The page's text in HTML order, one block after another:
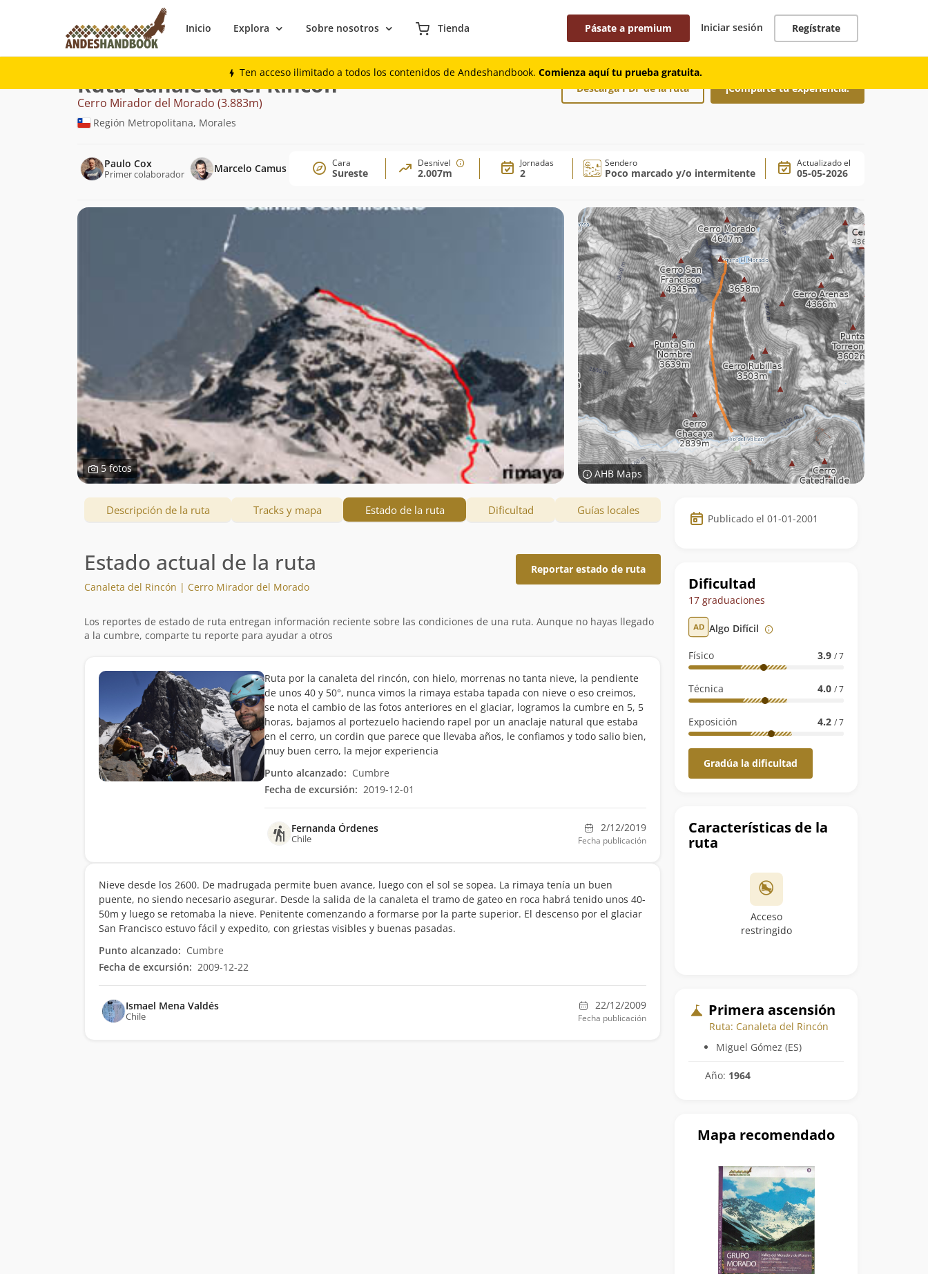
Inicio Explora Sobre nosotros Tienda Pásate a premium Iniciar sesión Regístrate
Ten acceso ilimitado a todos los contenidos de Andeshandbook. Comienza aquí tu prueba gratuita.
Montaña
Ruta Canaleta del Rincón
Cerro Mirador del Morado (3.883m)
Región Metropolitana, Morales
Descarga PDF de la ruta ¡Comparte tu experiencia!
Paulo Cox
Primer colaborador Marcelo Camus Cara
Sureste
Desnivel
2.007m
Jornadas
2
Sendero
Poco marcado y/o intermitente
Actualizado el
05-05-2026
5 fotos AHB Maps
Datos
de
ruta
Publicado el 01-01-2001
Dificultad
17 graduaciones
Algo Difícil
Físico 3.9 / 7
Técnica 4.0 / 7
Exposición 4.2 / 7
Gradúa la dificultad
Características de la
ruta
Acceso
restringido
Primera ascensión
Ruta: Canaleta del Rincón
Miguel Gómez (ES)
Año: 1964
Mapa recomendado
Descripción de la ruta Tracks y mapa Estado de la ruta Dificultad Guías locales
Estado actual de la ruta
Canaleta del Rincón | Cerro Mirador del Morado
Reportar estado de ruta
Los reportes de estado de ruta entregan información reciente sobre las condiciones de una ruta. Aunque no hayas llegado
a la cumbre, comparte tu reporte para ayudar a otros
Ruta por la canaleta del rincón, con hielo, morrenas no tanta nieve, la pendiente
de unos 40 y 50°, nunca vimos la rimaya estaba tapada con nieve o eso creimos,
se nota el cambio de las fotos anteriores en el glaciar, logramos la cumbre en 5, 5
horas, bajamos al portezuelo haciendo rapel por un anaclaje natural que estaba
en el cerro, un cordin que parece que llevaba años, le confiamos y todo salio bien,
muy buen cerro, la mejor experiencia
Punto alcanzado: Cumbre
Fecha de excursión: 2019-12-01
Fernanda Órdenes
Chile
2/12/2019
Fecha publicación
Nieve desde los 2600. De madrugada permite buen avance, luego con el sol se sopea. La rimaya tenía un buen
puente, no siendo necesario asegurar. Desde la salida de la canaleta el tramo de gateo en roca habrá tenido unos 40-
50m y luego se retomaba la nieve. Penitente comenzando a formarse por la parte superior. El descenso por el glaciar
San Francisco estuvo fácil y expedito, con griestas visibles y buenas pasadas.
Punto alcanzado: Cumbre
Fecha de excursión: 2009-12-22
Ismael Mena Valdés
Chile
22/12/2009
Fecha publicación